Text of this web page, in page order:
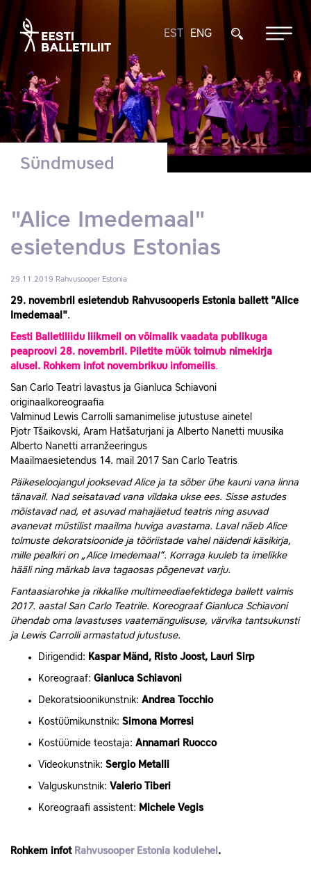
EST ENG
Sündmused
"Alice Imedemaal"
esietendus Estonias
29.11.2019 Rahvusooper Estonia
29. novembril esietendub Rahvusooperis Estonia ballett "Alice
Imedemaal".
Eesti Balletiliidu liikmeil on võimalik vaadata publikuga
peaproovi 28. novembril. Piletite müük toimub nimekirja
alusel. Rohkem infot novembrikuu infomeilis.
San Carlo Teatri lavastus ja Gianluca Schiavoni
originaalkoreograafia
Valminud Lewis Carrolli samanimelise jutustuse ainetel
Pjotr Tšaikovski, Aram Hatšaturjani ja Alberto Nanetti muusika
Alberto Nanetti arranžeeringus
Maailmaesietendus 14. mail 2017 San Carlo Teatris
Päikeseloojangul jooksevad Alice ja ta sõber ühe kauni vana linna
tänavail. Nad seisatavad vana vildaka ukse ees. Sisse astudes
mõistavad nad, et asuvad mahajäetud teatris ning asuvad
avanevat müstilist maailma huviga avastama. Laval näeb Alice
tolmuste dekoratsioonide ja tööriistade vahel näidendi käsikirja,
mille pealkiri on „Alice Imedemaal“. Korraga kuuleb ta imelikke
hääli ning märkab lava tagaosas põgenevat varju.
Fantaasiarohke ja rikkalike multimeediaefektidega ballett valmis
2017. aastal San Carlo Teatrile. Koreograaf Gianluca Schiavoni
ühendab oma lavastuses vaatemängulisuse, värvika tantsukunsti
ja Lewis Carrolli armastatud jutustuse.
Dirigendid: Kaspar Mänd, Risto Joost, Lauri Sirp
Koreograaf: Gianluca Schiavoni
Dekoratsioonikunstnik: Andrea Tocchio
Kostüümikunstnik: Simona Morresi
Kostüümide teostaja: Annamari Ruocco
Videokunstnik: Sergio Metalli
Valguskunstnik: Valerio Tiberi
Koreograafi assistent: Michele Vegis
Rohkem infot Rahvusooper Estonia kodulehel .